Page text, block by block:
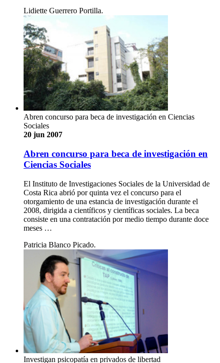
Lidiette Guerrero Portilla.
Abren concurso para beca de investigación en Ciencias
Sociales
20 jun 2007
Abren concurso para beca de investigación en
Ciencias Sociales
El Instituto de Investigaciones Sociales de la Universidad de
Costa Rica abrió por quinta vez el concurso para el
otorgamiento de una estancia de investigación durante el
2008, dirigida a científicos y científicas sociales. La beca
consiste en una contratación por medio tiempo durante doce
meses …
Patricia Blanco Picado.
Investigan psicopatía en privados de libertad